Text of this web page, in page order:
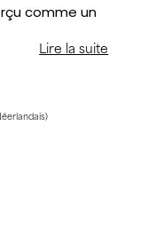
comme un
Lire la suite
)